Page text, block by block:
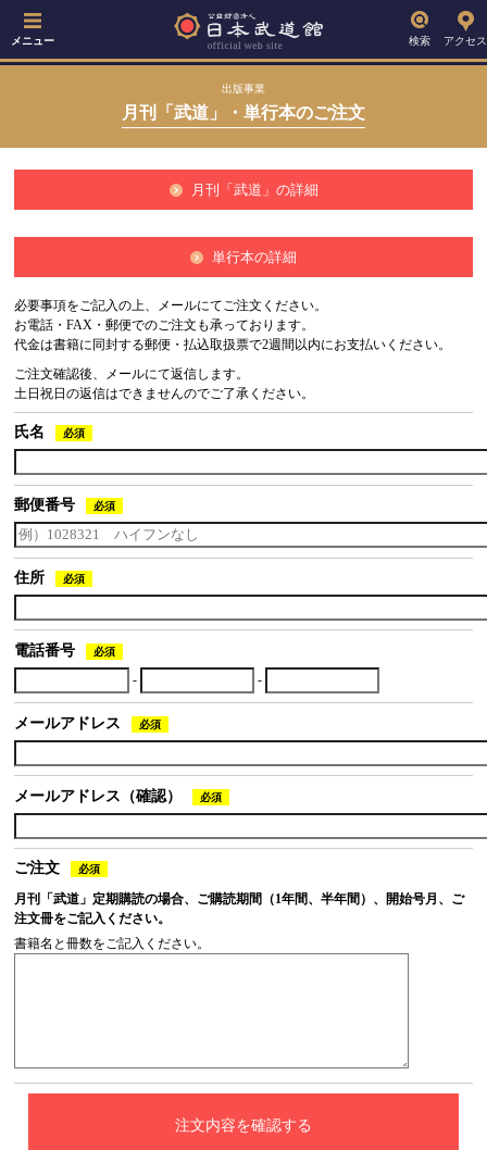
メニュー 検索 アクセス
出版事業
月刊「武道」・単行本のご注文
月刊「武道」の詳細
単行本の詳細
必要事項をご記入の上、メールにてご注文ください。
お電話・FAX・郵便でのご注文も承っております。
代金は書籍に同封する郵便・払込取扱票で2週間以内にお支払いください。
ご注文確認後、メールにて返信します。
土日祝日の返信はできませんのでご了承ください。
氏名 必須
郵便番号 必須
住所 必須
電話番号 必須
- -
メールアドレス 必須
メールアドレス（確認） 必須
ご注文 必須
月刊「武道」定期購読の場合、ご購読期間（1年間、半年間）、開始号月、ご
注文冊をご記入ください。
書籍名と冊数をご記入ください。